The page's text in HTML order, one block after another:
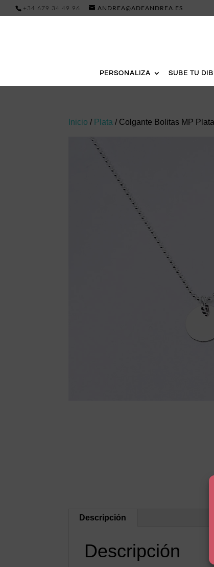
+34 679 34 49 96 ANDREA@ADEANDREA.ES
PERSONALIZA SUBE TU
Inicio / Plata / Colgante Bolitas MP Plata
Descripción
Descripción